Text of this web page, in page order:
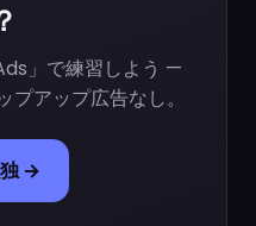
」で練習しよう —
アップ広告なし。
→